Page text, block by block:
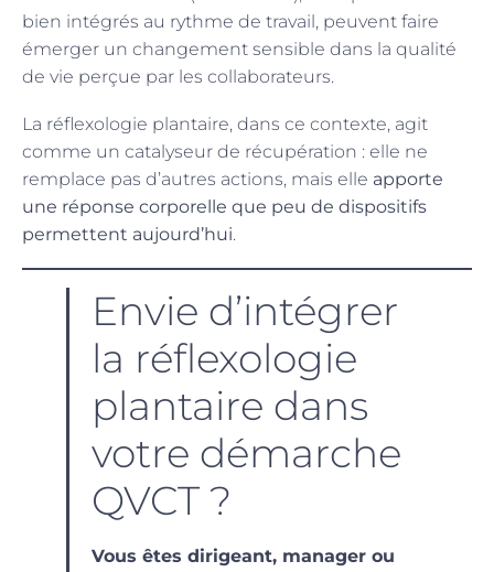
bien intégrés au rythme de travail, peuvent faire
émerger un changement sensible dans la qualité
de vie perçue par les collaborateurs.
La réflexologie plantaire, dans ce contexte, agit
comme un catalyseur de récupération : elle ne
remplace pas d’autres actions, mais elle apporte
une réponse corporelle que peu de dispositifs
permettent aujourd’hui.
Envie d’intégrer
la réflexologie
plantaire dans
votre démarche
QVCT ?
Vous êtes dirigeant, manager ou